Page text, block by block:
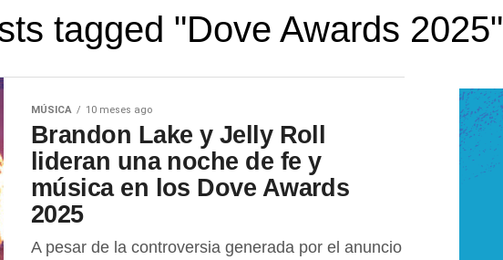
tagged "Dove Awards 2025"
MÚSICA 10 meses ago
Brandon Lake y Jelly Roll
lideran una noche de fe y
música en los Dove Awards
2025
A pesar de la controversia generada por el anuncio